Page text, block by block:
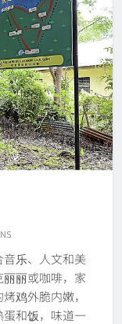
音乐、人文和美
丽或咖啡，家
鸡外脆内嫩，
蛋和饭，味道一